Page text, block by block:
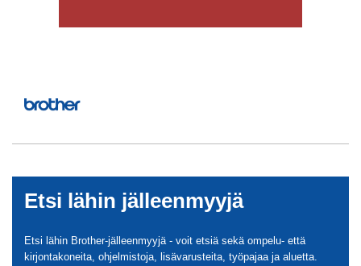
Etsi lähin jälleenmyyjä
Etsi lähin Brother-jälleenmyyjä - voit etsiä sekä ompelu- että
kirjontakoneita, ohjelmistoja, lisävarusteita, työpajaa ja aluetta.